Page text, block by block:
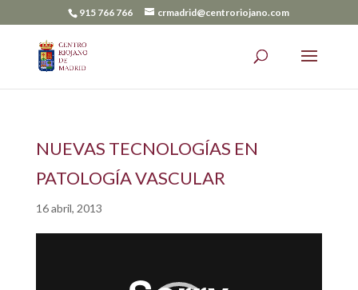
915 766 766 crmadrid@centroriojano.com
NUEVAS TECNOLOGÍAS EN
PATOLOGÍA VASCULAR
16 abril, 2013